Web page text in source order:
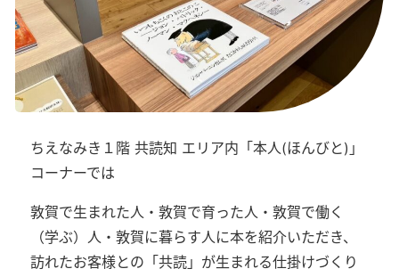
ちえなみき１階 共読知 エリア内「本人(ほんびと)」
コーナーでは
敦賀で生まれた人・敦賀で育った人・敦賀で働く
（学ぶ）人・敦賀に暮らす人に本を紹介いただき、
訪れたお客様との「共読」が生まれる仕掛けづくり